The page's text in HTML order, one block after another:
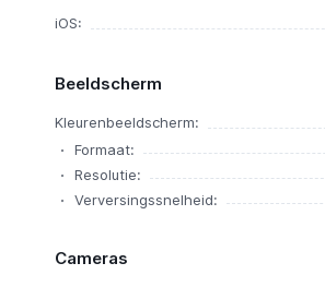
iOS:
Beeldscherm
Kleurenbeeldscherm:
Formaat:
Resolutie:
Verversingssnelheid:
Cameras